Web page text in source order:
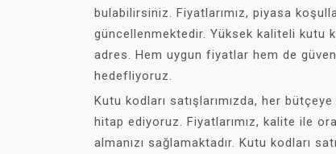
bulabilirsiniz. Fiyatlarımız, piyasa
güncellenmektedir. Yüksek kaliteli kutu
adres. Hem uygun fiyatlar hem de
hedefliyoruz.
Kutu kodları satışlarımızda, her
hitap ediyoruz. Fiyatlarımız, kalite ile
almanızı sağlamaktadır. Kutu kodları